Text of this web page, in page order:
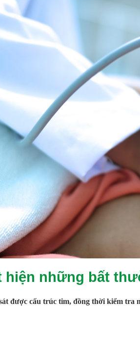
hiện những bất
được cấu trúc tim, đồng thời kiểm